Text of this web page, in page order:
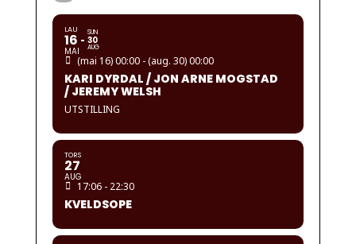
LAU
16
MAI
SUN
30
AUG
(mai 16) 00:00 - (aug. 30) 00:00
KARI DYRDAL / JON ARNE MOGSTAD
/ JEREMY WELSH
UTSTILLING
TORS
27
AUG
17:06 - 22:30
KVELDSOPE